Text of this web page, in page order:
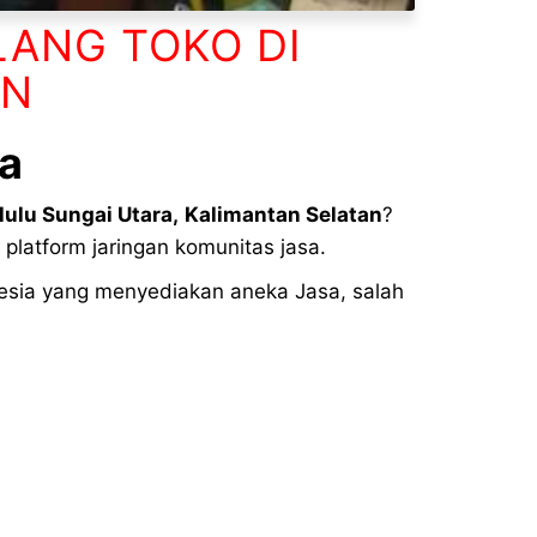
TOKO DI
Sungai Utara, Kalimantan Selatan?
jaringan komunitas jasa.
yang menyediakan aneka Jasa, salah